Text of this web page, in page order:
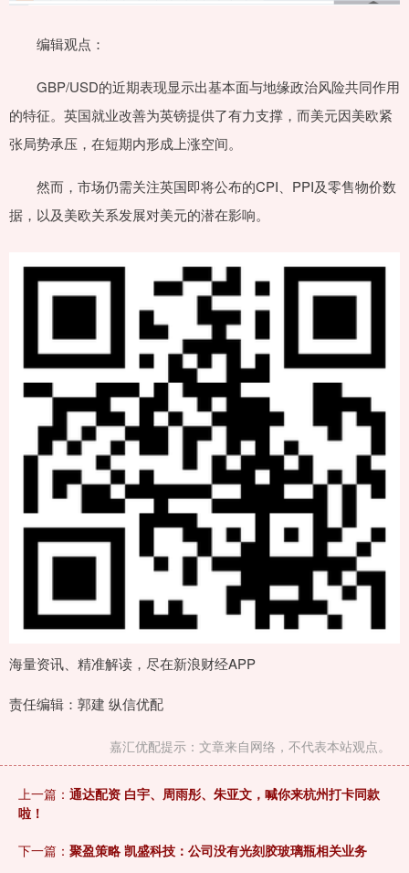
编辑观点：
GBP/USD的近期表现显示出基本面与地缘政治风险共同作用
的特征。英国就业改善为英镑提供了有力支撑，而美元因美欧紧
张局势承压，在短期内形成上涨空间。
然而，市场仍需关注英国即将公布的CPI、PPI及零售物价数
据，以及美欧关系发展对美元的潜在影响。
海量资讯、精准解读，尽在新浪财经APP
责任编辑：郭建 纵信优配
嘉汇优配提示：文章来自网络，不代表本站观点。
上一篇： 通达配资 白宇、周雨彤、朱亚文，喊你来杭州打卡同款
啦！
下一篇： 聚盈策略 凯盛科技：公司没有光刻胶玻璃瓶相关业务